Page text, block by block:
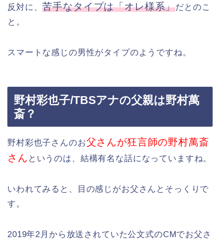
反対に、苦手なタイプは「オレ様系」だとのこ
と。
スマートな感じの男性がタイプのようですね。
野村彩也子/TBSアナの父親は野村萬
斎？
野村彩也子さんのお父さんが狂言師の野村萬斎
さん というのは、結構有名な話になっていますね。
いわれてみると、目の感じがお父さんとそっくりで
す。
2019年2月から放送されていた公文式のCMでお父さ